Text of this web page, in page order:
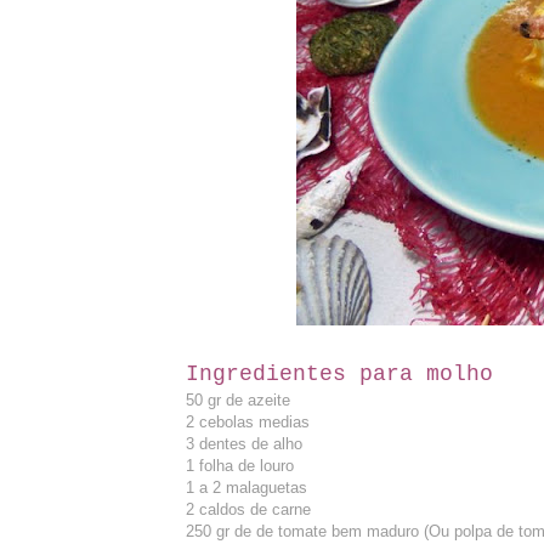
Ingredientes para molho
50 gr de azeite
2 cebolas medias
3 dentes de alho
1 folha de louro
1 a 2 malaguetas
2 caldos de carne
250 gr de de tomate bem maduro (Ou polpa de